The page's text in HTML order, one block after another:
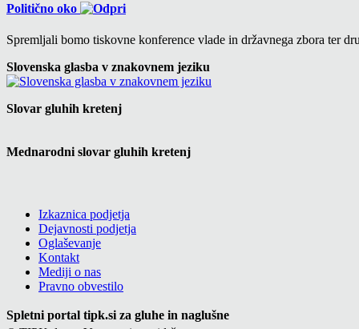
Politično oko
Spremljali bomo tiskovne konference vlade in državnega zbora ter
Slovenska glasba v znakovnem jeziku
Slovar gluhih kretenj
Mednarodni slovar gluhih kretenj
Izkaznica podjetja
Dejavnosti podjetja
Oglaševanje
Kontakt
Mediji o nas
Pravno obvestilo
Spletni portal tipk.si za gluhe in naglušne